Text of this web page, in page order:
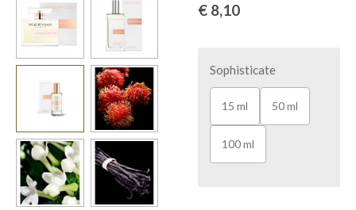
€ 8,10
Sophisticate
15 ml 50 ml
100 ml